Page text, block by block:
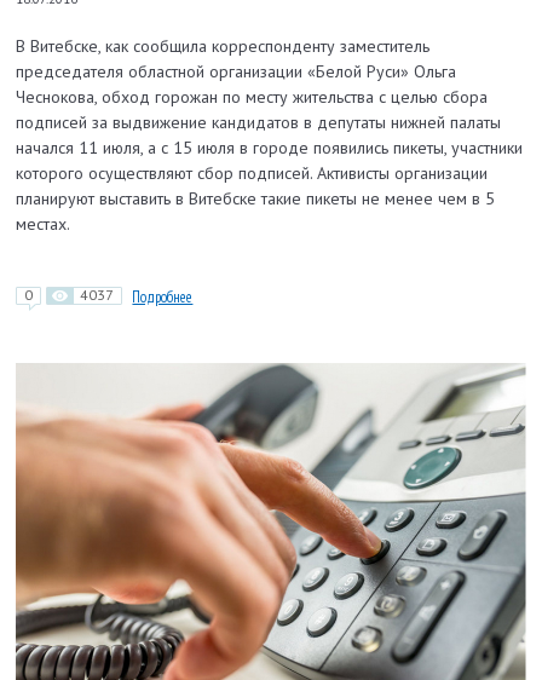
В Витебске, как сообщила корреспонденту заместитель
председателя областной организации «Белой Руси» Ольга
Чеснокова, обход горожан по месту жительства с целью сбора
подписей за выдвижение кандидатов в депутаты нижней палаты
начался 11 июля, а с 15 июля в городе появились пикеты, участники
которого осуществляют сбор подписей. Активисты организации
планируют выставить в Витебске такие пикеты не менее чем в 5
местах.
0 4037 Подробнее